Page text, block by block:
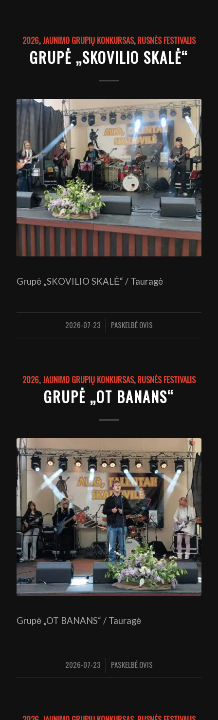
2026,JAUNIMO GRUPIŲ KONKURSAS,RUSNĖS FESTIVALIS
GRUPĖ „SKOVILIO SKALĖ“
Grupė „SKOVILIO SKALĖ“ / Tauragė
2026-07-23
/ PASKELBĖOVIS
2026,JAUNIMO GRUPIŲ KONKURSAS,RUSNĖS FESTIVALIS
GRUPĖ „OT BANANS“
Grupė „OT BANANS“ / Tauragė
2026-07-23
/ PASKELBĖOVIS